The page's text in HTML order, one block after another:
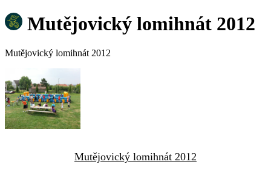
Mutějovický lomihnát 2012
Mutějovický lomihnát 2012
Mutějovický lomihnát 2012